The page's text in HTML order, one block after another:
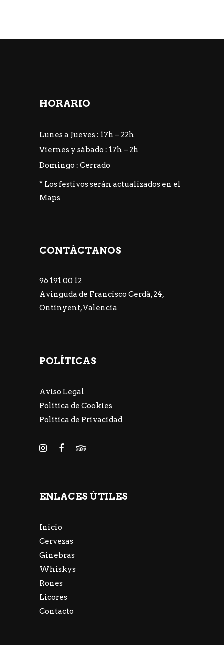
HORARIO
Lunes a Jueves : 17h – 22h
Viernes y sábado : 17h – 2h
Domingo : Cerrado
* Los festivos serán actualizados en el
Maps
CONTÁCTANOS
96 191 00 12
Avinguda de Francisco Cerdà, 24,
Ontinyent, Valencia
POLÍTICAS
Aviso Legal
Política de Cookies
Política de Privacidad
ENLACES ÚTILES
Inicio
Cervezas
Ginebras
Whiskys
Rones
Licores
Contacto